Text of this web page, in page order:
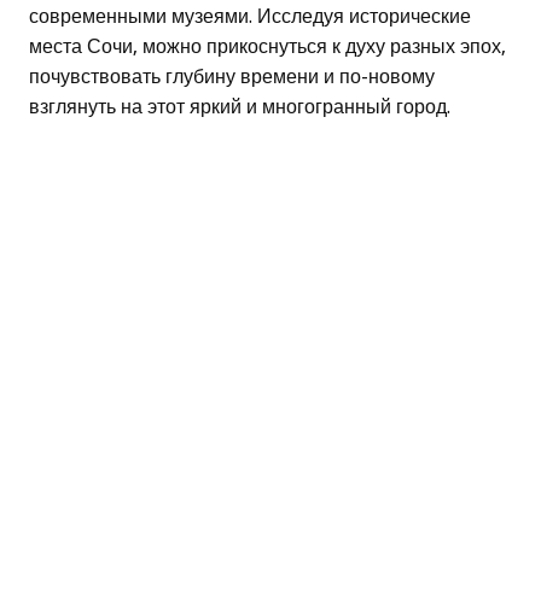
современными музеями. Исследуя исторические
места Сочи, можно прикоснуться к духу разных эпох,
почувствовать глубину времени и по-новому
взглянуть на этот яркий и многогранный город.